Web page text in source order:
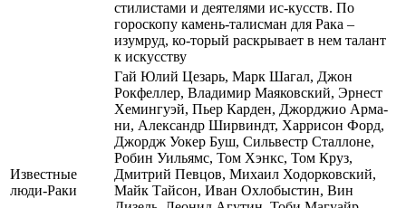
стилистами и деятелями ис-кусств. По
гороскопу камень-талисман для Рака –
изумруд, ко-торый раскрывает в нем талант
к искусству
Известные
люди-Раки
Гай Юлий Цезарь, Марк Шагал, Джон
Рокфеллер, Владимир Маяковский, Эрнест
Хемингуэй, Пьер Карден, Джорджио Арма-
ни, Александр Ширвиндт, Харрисон Форд,
Джордж Уокер Буш, Сильвестр Сталлоне,
Робин Уильямс, Том Хэнкс, Том Круз,
Дмитрий Певцов, Михаил Ходорковский,
Майк Тайсон, Иван Охлобыстин, Вин